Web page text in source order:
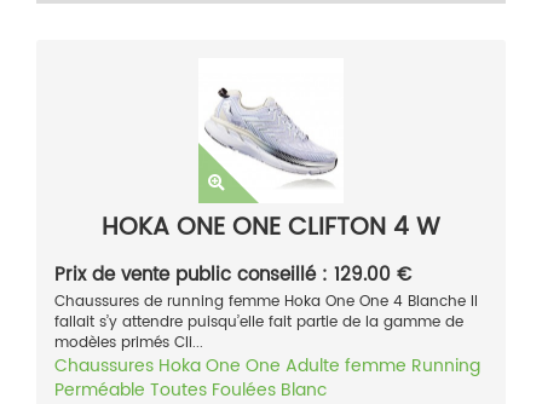
HOKA ONE ONE CLIFTON 4 W
Prix de vente public conseillé : 129.00 €
Chaussures de running femme Hoka One One 4 Blanche Il
fallait s’y attendre puisqu’elle fait partie de la gamme de
modèles primés Cli...
Chaussures Hoka One One Adulte femme Running
Perméable Toutes Foulées Blanc